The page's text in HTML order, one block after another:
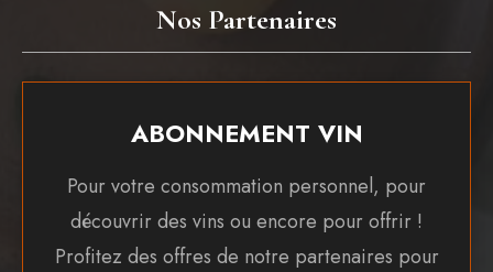
Nos Partenaires
ABONNEMENT VIN
Pour votre consommation personnel, pour
découvrir des vins ou encore pour offrir !
Profitez des offres de notre partenaires pour